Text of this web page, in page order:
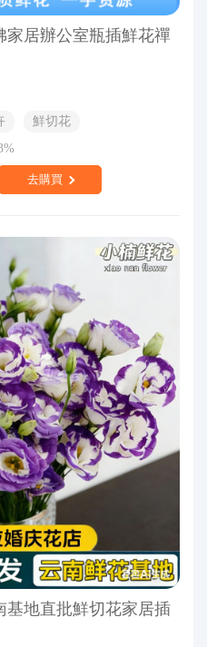
居辦公室瓶插鮮花禪
鮮切花
去購買
基地直批鮮切花家居插